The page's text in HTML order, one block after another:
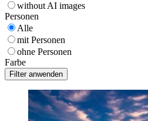
without AI images
Personen
Alle
mit Personen
ohne Personen
Farbe